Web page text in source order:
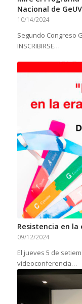
Nacional de
10/14/2024
Segundo Congreso
INSCRIBIRSE…
Resistencia en
09/12/2024
El jueves 5 de
videoconferencia…